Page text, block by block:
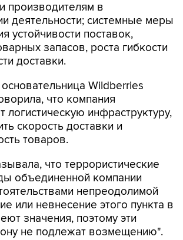
производителям в
деятельности; системные меры
устойчивости поставок,
запасов, роста гибкости
доставки.
Wildberries
что компания
логистическую инфраструктуру,
скорость доставки и
товаров.
что террористические
объединенной компании
непреодолимой
или невнесение этого пункта в
значения, поэтому эти
не подлежат возмещению".